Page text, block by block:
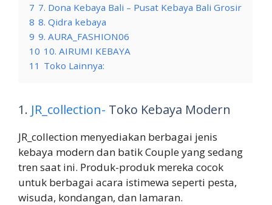
7 7. Dona Kebaya Bali – Pusat Kebaya Bali Grosir
8 8. Qidra kebaya
9 9. AURA_FASHION06
10 10. AIRUMI KEBAYA
11 Toko Lainnya:
1. JR_collection- Toko Kebaya Modern
JR_collection menyediakan berbagai jenis
kebaya modern dan batik Couple yang sedang
tren saat ini. Produk-produk mereka cocok
untuk berbagai acara istimewa seperti pesta,
wisuda, kondangan, dan lamaran.